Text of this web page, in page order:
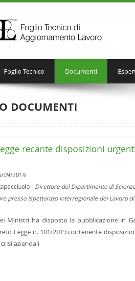
Foglio Tecnico Documenti
DOCUMENTI
recante disposizioni
09/2019
- Direttore del Dipartimento di
presso Ispettorato Interregionale del Lavoro
Ministri ha disposto la pubblicazione in
Legge n. 101/2019 contenente
aziendali